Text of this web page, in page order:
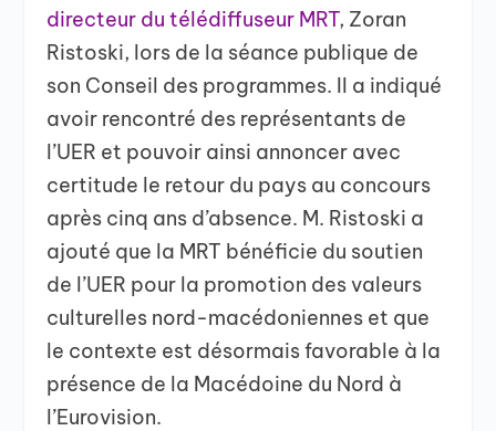
directeur du télédiffuseur MRT, Zoran
Ristoski, lors de la séance publique de
son Conseil des programmes. Il a indiqué
avoir rencontré des représentants de
l’UER et pouvoir ainsi annoncer avec
certitude le retour du pays au concours
après cinq ans d’absence. M. Ristoski a
ajouté que la MRT bénéficie du soutien
de l’UER pour la promotion des valeurs
culturelles nord-macédoniennes et que
le contexte est désormais favorable à la
présence de la Macédoine du Nord à
l’Eurovision.